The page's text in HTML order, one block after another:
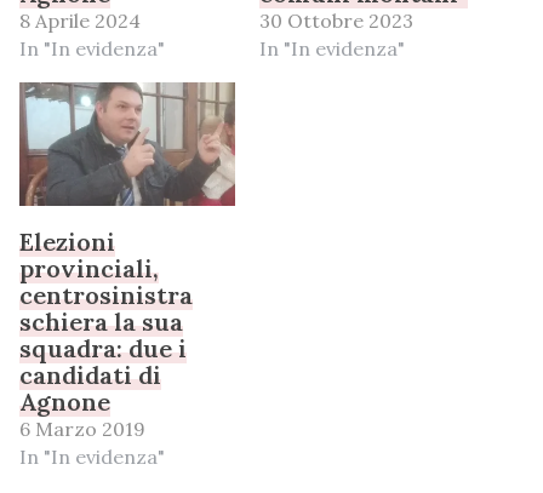
8 Aprile 2024
In "In evidenza"
30 Ottobre 2023
In "In evidenza"
Elezioni
provinciali,
centrosinistra
schiera la sua
squadra: due i
candidati di
Agnone
6 Marzo 2019
In "In evidenza"